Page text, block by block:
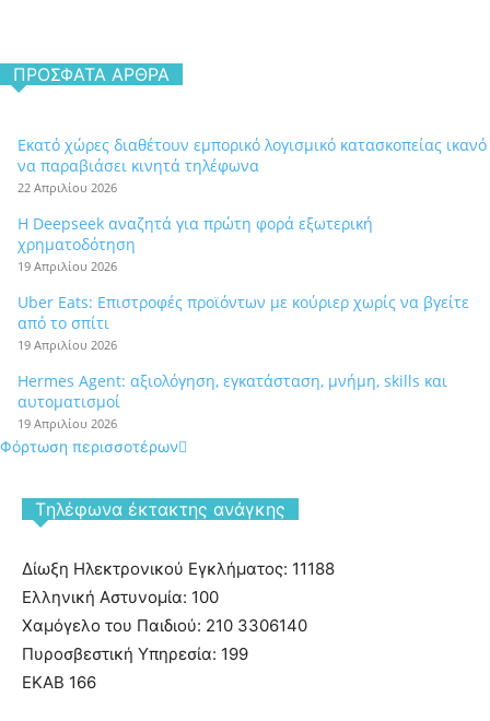
ΠΡΌΣΦΑΤΑ ΆΡΘΡΑ
Εκατό χώρες διαθέτουν εμπορικό λογισμικό κατασκοπείας ικανό
να παραβιάσει κινητά τηλέφωνα
22 Απριλίου 2026
Η Deepseek αναζητά για πρώτη φορά εξωτερική
χρηματοδότηση
19 Απριλίου 2026
Uber Eats: Επιστροφές προϊόντων με κούριερ χωρίς να βγείτε
από το σπίτι
19 Απριλίου 2026
Hermes Agent: αξιολόγηση, εγκατάσταση, μνήμη, skills και
αυτοματισμοί
19 Απριλίου 2026
Φόρτωση περισσοτέρων
Tηλέφωνα έκτακτης ανάγκης
Δίωξη Ηλεκτρονικού Εγκλήματος: 11188
Ελληνική Αστυνομία: 100
Χαμόγελο του Παιδιού: 210 3306140
Πυροσβεστική Υπηρεσία: 199
ΕΚΑΒ 166